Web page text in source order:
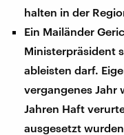
halten in der
Ein Mailänder
Ministerpräsident
ableisten darf.
vergangenes Jahr
Jahren Haft
ausgesetzt